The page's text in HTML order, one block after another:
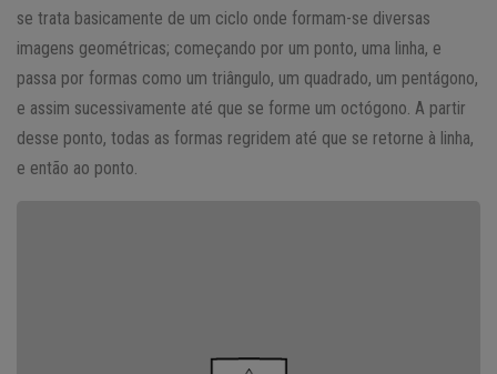
se trata basicamente de um ciclo onde formam-se diversas
imagens geométricas; começando por um ponto, uma linha, e
passa por formas como um triângulo, um quadrado, um pentágono,
e assim sucessivamente até que se forme um octógono. A partir
desse ponto, todas as formas regridem até que se retorne à linha,
e então ao ponto.